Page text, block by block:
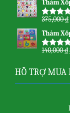
sao
Thảm
Được xếp
sao
375,000₫
Thảm
Được xếp
140,000₫
HỖ TRỢ MUA